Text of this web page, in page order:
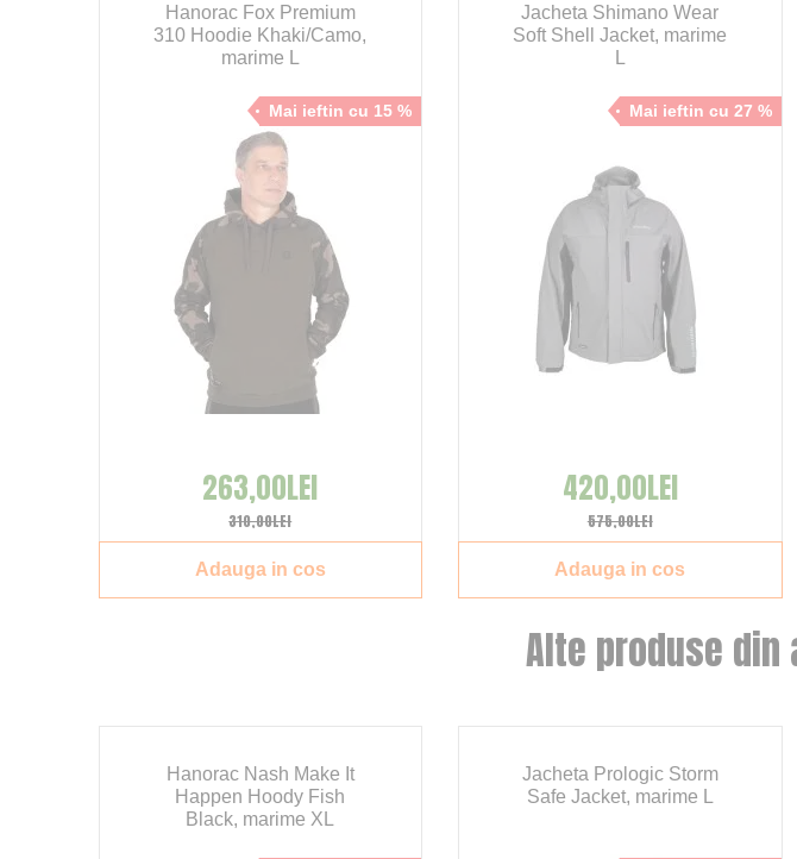
Alte produse
Hanorac Nash Make It
Happen Hoody Fish
Black, marime XL
Jacheta Prologic Storm
Safe Jacket, marime L
Hanorac Fox Premium
310 Hoodie Khaki/Camo,
marime L
Mai ieftin cu 15 %
310,00LEI
263,00LEI
Adauga in cos
Jacheta Shimano Wear
Soft Shell Jacket, marime
Mai ieftin cu 27 %
575,00LEI
420,00LEI
Adauga in cos